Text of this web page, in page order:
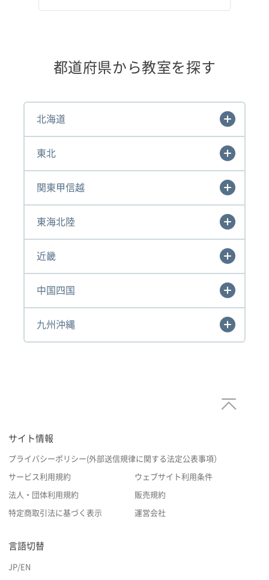
都道府県から教室を探す
北海道
東北
関東甲信越
東海北陸
近畿
中国四国
九州沖縄
サイト情報
プライバシーポリシー(外部送信規律に関する法定公表事項）
サービス利用規約 ウェブサイト利用条件
法人・団体利用規約 販売規約
特定商取引法に基づく表示 運営会社
言語切替
JP/EN